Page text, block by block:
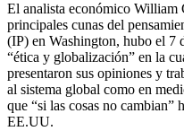
El analista económico William
principales cunas del
(IP) en Washington, hubo el 7
“ética y globalización” en la
presentaron sus opiniones y
al sistema global como en
que “si las cosas no cambian”
EE.UU.